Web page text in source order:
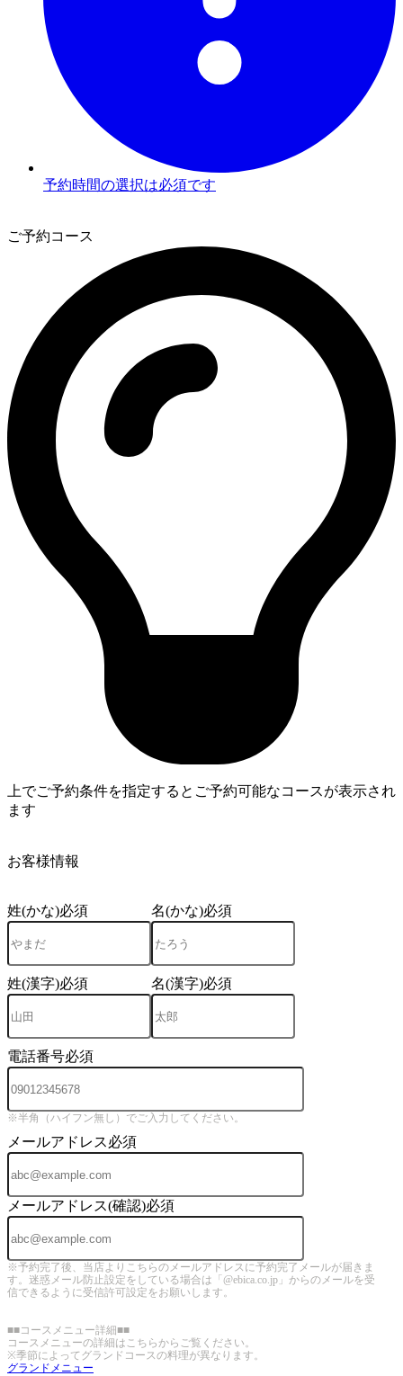
予約時間の選択は必須です
ご予約コース
上でご予約条件を指定するとご予約可能なコースが表示され
ます
お客様情報
姓(かな)必須 名(かな)必須
姓(漢字)必須 名(漢字)必須
電話番号必須
※半角（ハイフン無し）でご入力してください。
メールアドレス必須
メールアドレス(確認)必須
※予約完了後、当店よりこちらのメールアドレスに予約完了メールが届きま
す。迷惑メール防止設定をしている場合は「@ebica.co.jp」からのメールを受
信できるように受信許可設定をお願いします。
■■コースメニュー詳細■■
コースメニューの詳細はこちらからご覧ください。
※季節によってグランドコースの料理が異なります。
グランドメニュー